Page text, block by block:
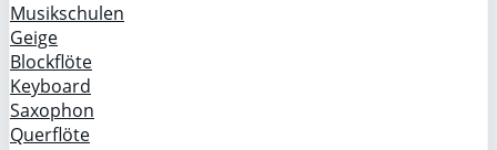
Musikschulen
Geige
Blockflöte
Keyboard
Saxophon
Querflöte